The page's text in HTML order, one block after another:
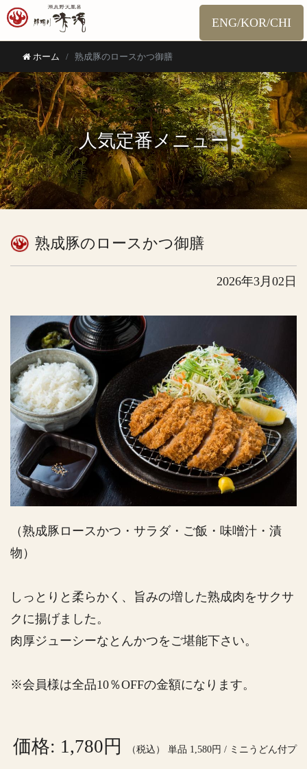
ENG/KOR/CHI
ホーム 熟成豚のロースかつ御膳
人気定番メニュー
熟成豚のロースかつ御膳
2026年3月02日
（熟成豚ロースかつ・サラダ・ご飯・味噌汁・漬
物）
しっとりと柔らかく、旨みの増した熟成肉をサクサ
クに揚げました。
肉厚ジューシーなとんかつをご堪能下さい。
※会員様は全品10％OFFの金額になります。
価格: 1,780円 （税込） 単品 1,580円 / ミニうどん付プ